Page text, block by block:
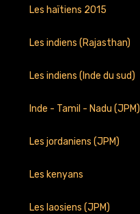
Les haïtiens 2015
Les indiens (Rajasthan)
Les indiens (Inde du sud)
Inde - Tamil - Nadu (JPM)
Les jordaniens (JPM)
Les kenyans
Les laosiens (JPM)